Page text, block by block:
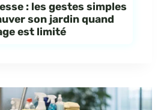
: les gestes simples
son jardin quand
est limité